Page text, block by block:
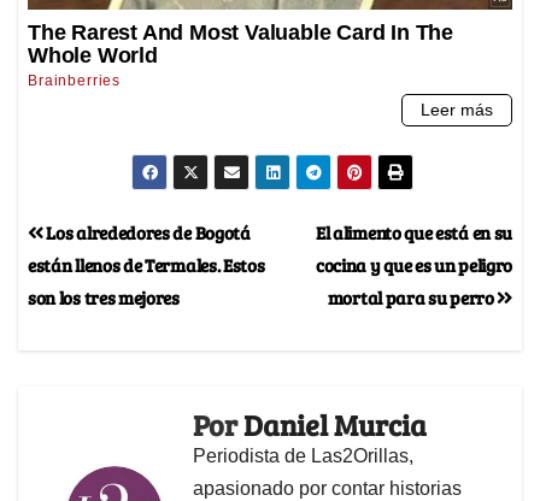
El alimento que está en su
cocina y que es un peligro
mortal para su perro
Los alrededores de Bogotá
están llenos de Termales. Estos
son los tres mejores
PorDaniel Murcia
Periodista de Las2Orillas,
apasionado por contar historias